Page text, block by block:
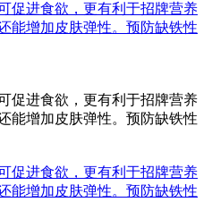
促进食欲，更有利于招牌营养
能增加皮肤弹性。预防缺铁性
促进食欲，更有利于招牌营养
能增加皮肤弹性。预防缺铁性
促进食欲，更有利于招牌营养
能增加皮肤弹性。预防缺铁性